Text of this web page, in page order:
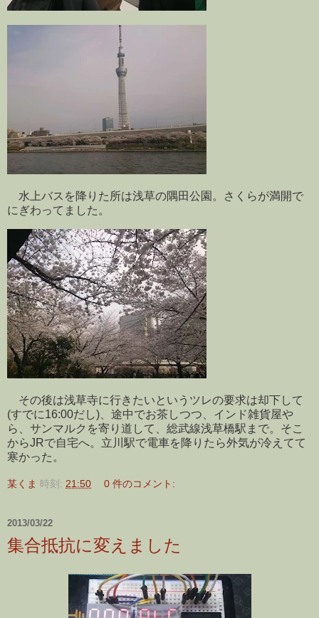
水上バスを降りた所は浅草の隅田公園。さくらが満開で
にぎわってました。
その後は浅草寺に行きたいというツレの要求は却下して
(すでに16:00だし)、途中でお茶しつつ、インド雑貨屋や
ら、サンマルクを寄り道して、総武線浅草橋駅まで。そこ
からJRで自宅へ。立川駅で電車を降りたら外気が冷えてて
寒かった。
某くま 時刻: 21:50 0 件のコメント:
2013/03/22
集合抵抗に変えました